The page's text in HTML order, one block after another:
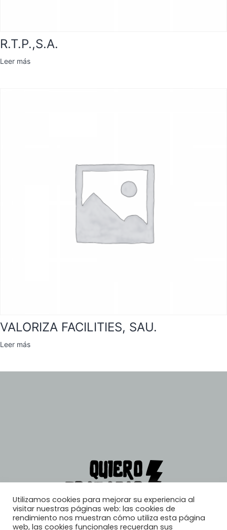
R.T.P.,S.A.
Leer más
VALORIZA FACILITIES, SAU.
Leer más
Utilizamos cookies para mejorar su experiencia al
visitar nuestras páginas web: las cookies de
rendimiento nos muestran cómo utiliza esta página
web, las cookies funcionales recuerdan sus